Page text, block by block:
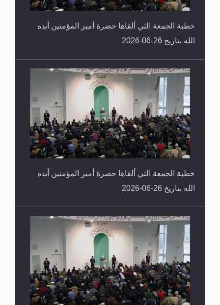
خطبة الجمعة التي ألقاها حضرة أمير المؤمنين أيده
الله بتاريخ 26-06-2026
خطبة الجمعة التي ألقاها حضرة أمير المؤمنين أيده
الله بتاريخ 26-06-2026